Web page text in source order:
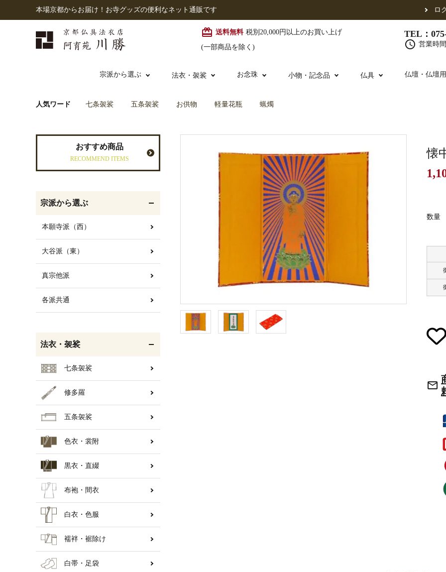
本場京都からお届け！お寺グッズの便利なネット通販です ロ
card_giftcard 送料無料 税別20,000円以上のお買い上げ
(一部商品を除く)
TEL：
schedule 営業時
宗派から選ぶ
本願寺派（西） 大谷派（東）
法衣・袈裟
布袍・間衣
草履・はきもの
式章・略肩衣
お念珠
本連念珠（僧侶用）
小物・記念品 仏具
金香炉・花瓶・火立
ご法要用品・箱類 椅子・机・そ
戸帳・華鬘
欄間・障子・襖・翠簾 喚鐘・梵鐘・銅
納骨壇
仏壇・仏壇
お仏壇の引き取り
人気ワード 七条袈裟 五条袈裟 お供物 軽量花瓶 蝋燭
懐
数量
mail_outline
おすすめ商品
RECOMMEND ITEMS
宗派から選ぶ
本願寺派（西）
大谷派（東）
真宗他派
各派共通
法衣・袈裟
七条袈裟
修多羅
五条袈裟
色衣・裳附
黒衣・直綴
布袍・間衣
白衣・色服
襦袢・裾除け
白帯・足袋